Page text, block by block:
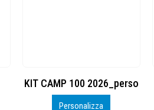
BSK600 – 5139960
Personalizza